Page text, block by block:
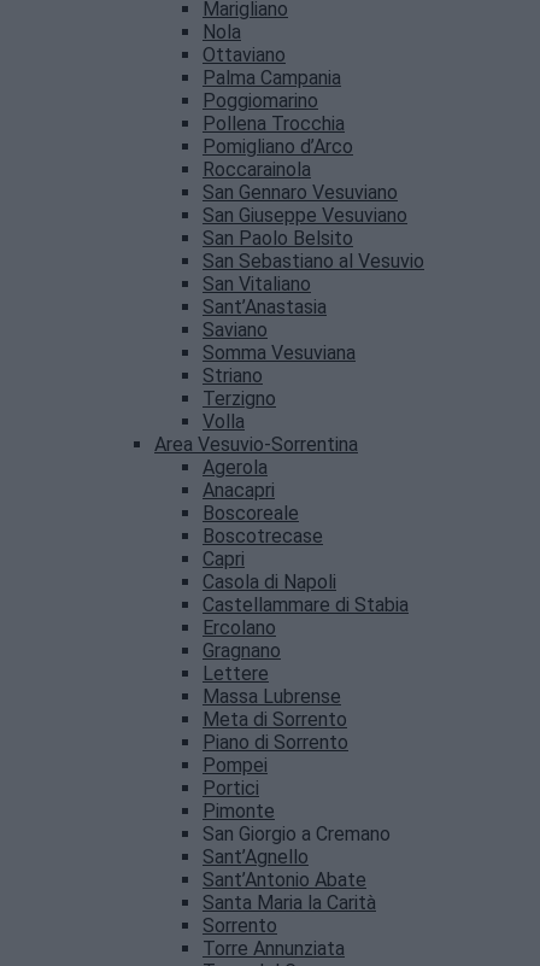
Marigliano
Nola
Ottaviano
Palma Campania
Poggiomarino
Pollena Trocchia
Pomigliano d’Arco
Roccarainola
San Gennaro Vesuviano
San Giuseppe Vesuviano
San Paolo Belsito
San Sebastiano al Vesuvio
San Vitaliano
Sant’Anastasia
Saviano
Somma Vesuviana
Striano
Terzigno
Volla
Area Vesuvio-Sorrentina
Agerola
Anacapri
Boscoreale
Boscotrecase
Capri
Casola di Napoli
Castellammare di Stabia
Ercolano
Gragnano
Lettere
Massa Lubrense
Meta di Sorrento
Piano di Sorrento
Pompei
Portici
Pimonte
San Giorgio a Cremano
Sant’Agnello
Sant’Antonio Abate
Santa Maria la Carità
Sorrento
Torre Annunziata